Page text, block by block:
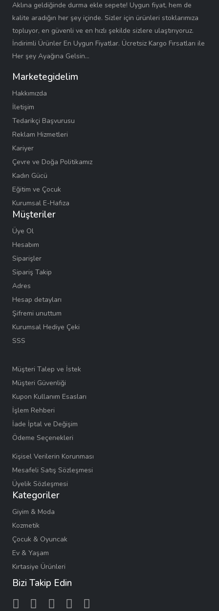
Aklına geldiğinde durma ekle sepete! Uygun fiyat, hem de
kalite aradığın her şey içinde. Sizler için ürünleri stoklarımıza
topluyor, en güvenli ve en hızlı şekilde sizlere ulaştırıyoruz.
İndirimli Ürünler En Uygun Fiyatlar. Ücretsiz Kargo Fırsatları ile
Her şey Ayağına Gelsin…
Marketegidelim
Hakkımızda
İletişim
Tedarikçi Başvurusu
Reklam Hizmetleri
Kariyer
Çevre ve Doğa Politikamız
Kadın Gücü
Eğitim ve Çocuk
Kurumsal E-Hafıza
Müşteriler
Üye Ol
Hesabım
Siparişler
Sipariş Takip
Adres
Hesap detayları
Şifremi unuttum
Kurumsal Hediye Çeki
SSS
Müşteri Talep ve İstek
Müşteri Güvenliği
Kupon Kullanım Esasları
İşlem Rehberi
İade İptal ve Değişim
Ödeme Seçenekleri
Kişisel Verilerin Korunması
Mesafeli Satış Sözleşmesi
Üyelik Sözleşmesi
Kategoriler
Giyim & Moda
Kozmetik
Çocuk & Oyuncak
Ev & Yaşam
Kırtasiye Ürünleri
Bizi Takip Edin